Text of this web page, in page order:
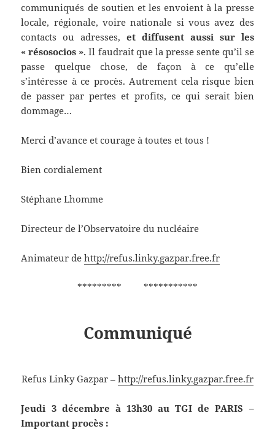
communiqués de soutien et les envoient à la presse
locale, régionale, voire nationale si vous avez des
contacts ou adresses,et diffusent aussi sur les
« résosocios ». Il faudrait que la presse sente qu’il se
passe quelque chose, de façon à ce qu’elle
s’intéresse à ce procès. Autrement cela risque bien
de passer par pertes et profits, ce qui serait bien
dommage…
Merci d’avance et courage à toutes et tous !
Bien cordialement
Stéphane Lhomme
Directeur de l’Observatoire du nucléaire
Animateur dehttp://refus.linky.gazpar.free.fr
********* ***********
Communiqué
Refus Linky Gazpar – http://refus.linky.gazpar.free.fr
Jeudi 3 décembre à 13h30 au TGI de PARIS –
Important procès :